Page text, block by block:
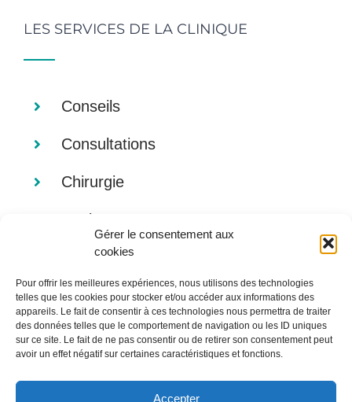
Gérer le consentement aux
cookies
Pour offrir les meilleures expériences, nous utilisons des technologies
telles que les cookies pour stocker et/ou accéder aux informations des
appareils. Le fait de consentir à ces technologies nous permettra de traiter
des données telles que le comportement de navigation ou les ID uniques
sur ce site. Le fait de ne pas consentir ou de retirer son consentement peut
avoir un effet négatif sur certaines caractéristiques et fonctions.
Accepter
LES SERVICES DE LA CLINIQUE
Conseils
Consultations
Chirurgie
Analyses
Imagerie
Alimentation